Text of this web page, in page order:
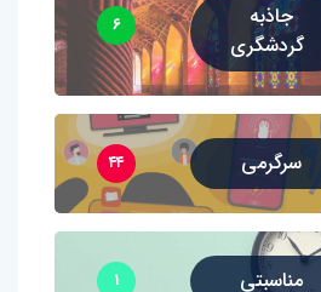
جاذبه
گردشگری
۶
سرگرمی ۴۴
مناسبتی ۱